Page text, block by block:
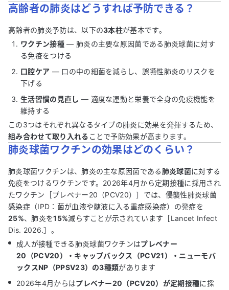
高齢者の肺炎はどうすれば予防できる？
高齢者の肺炎予防は、以下の3本柱が基本です。
ワクチン接種— 肺炎の主要な原因菌である肺炎球菌に対す
る免疫をつける
口腔ケア — 口の中の細菌を減らし、誤嚥性肺炎のリスクを
下げる
生活習慣の見直し — 適度な運動と栄養で全身の免疫機能を
維持する
この3つはそれぞれ異なるタイプの肺炎に効果を発揮するため、
組み合わせて取り入れる ことで予防効果が高まります。
肺炎球菌ワクチンの効果はどのくらい？
肺炎球菌ワクチンは、肺炎の主な原因菌である 肺炎球菌に対する
免疫をつけるワクチンです。2026年4月から定期接種に採用され
たワクチン［プレベナー20（PCV20）］では、侵襲性肺炎球菌
感染症（IPD：菌が血液や髄液に入る重症感染症）の発症を
25%、肺炎を15%減らすことが示されています［Lancet Infect
Dis. 2026.］。
成人が接種できる肺炎球菌ワクチンはプレベナー
20（PCV20）・キャップバックス（PCV21）・ニューモバ
ックスNP（PPSV23）の3種類があります
2026年4月からはプレベナー20（PCV20）が定期接種に採